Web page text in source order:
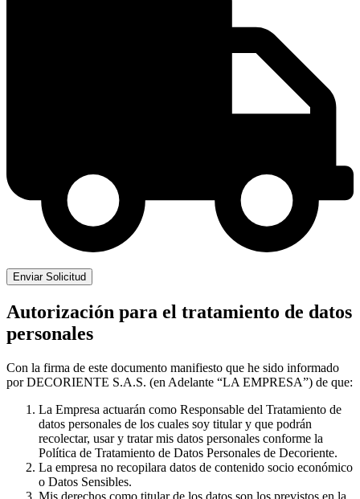
Autorización para el tratamiento de datos
personales
Con la firma de este documento manifiesto que he sido informado
por DECORIENTE S.A.S. (en Adelante “LA EMPRESA”) de que:
La Empresa actuarán como Responsable del Tratamiento de
datos personales de los cuales soy titular y que podrán
recolectar, usar y tratar mis datos personales conforme la
Política de Tratamiento de Datos Personales de Decoriente.
La empresa no recopilara datos de contenido socio económico
o Datos Sensibles.